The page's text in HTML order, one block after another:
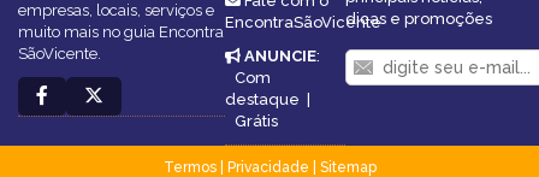
empresas, locais, serviços e
muito mais no guia Encontra
SãoVicente.
EncontraSãoVicente
ANUNCIE:
Com
destaque |
Grátis
dicas e promoções
Termos| Privacidade
Sitemap